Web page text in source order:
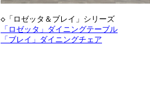
◇「ロゼッタ＆ブレイ」シリーズ
「ロゼッタ」ダイニングテーブル
「ブレイ」ダイニングチェア